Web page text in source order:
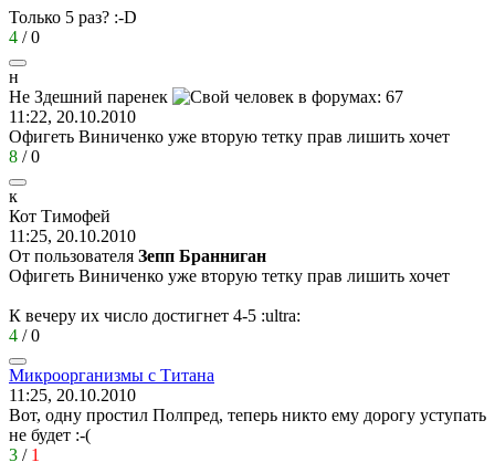
Только 5 раз? :-D
4 /0
н
Не Здешний паренек
11:22, 20.10.2010
Офигеть Виниченко уже вторую тетку прав лишить хочет
8 /0
к
Кот Тимофей
11:25, 20.10.2010
От пользователя Зепп Бранниган
Офигеть Виниченко уже вторую тетку прав лишить хочет
К вечеру их число достигнет 4-5 :ultra:
4 /0
Микроорганизмы с Титана
11:25, 20.10.2010
Вот, одну простил Полпред, теперь никто ему дорогу уступать
не будет :-(
3 / 1